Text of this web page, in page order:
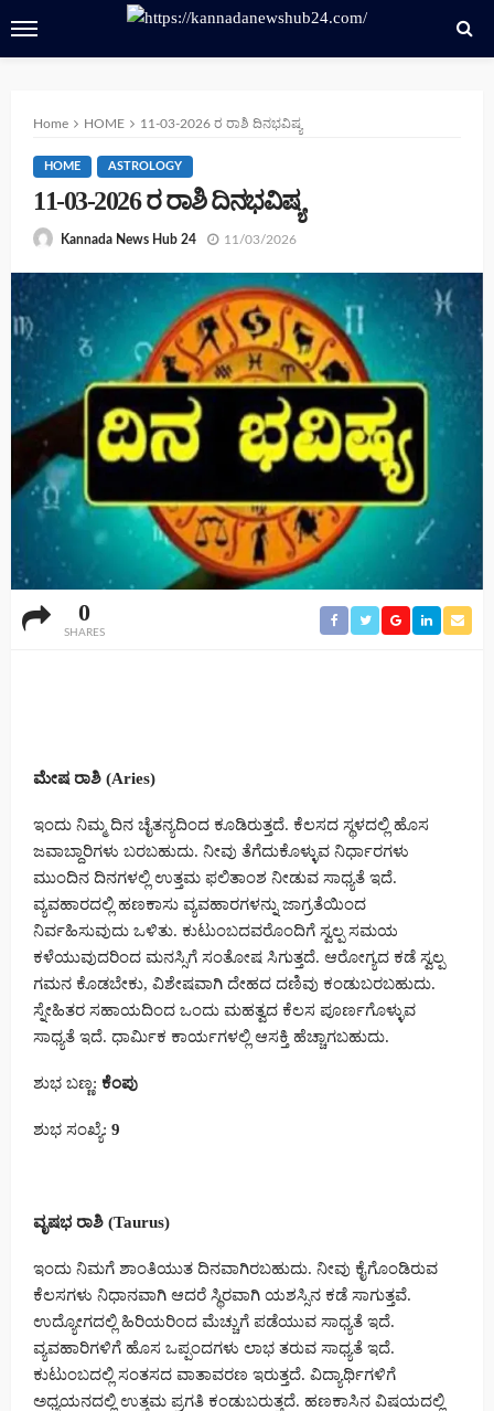
Home HOME 11-03-2026 ರ ರಾಶಿ ದಿನಭವಿಷ್ಯ
HOME ASTROLOGY
11-03-2026 ರ ರಾಶಿ ದಿನಭವಿಷ್ಯ
Kannada News Hub 24 11/03/2026
0
SHARES
ಮೇಷ ರಾಶಿ (Aries)
ಇಂದು ನಿಮ್ಮ ದಿನ ಚೈತನ್ಯದಿಂದ ಕೂಡಿರುತ್ತದೆ. ಕೆಲಸದ ಸ್ಥಳದಲ್ಲಿ ಹೊಸ
ಜವಾಬ್ದಾರಿಗಳು ಬರಬಹುದು. ನೀವು ತೆಗೆದುಕೊಳ್ಳುವ ನಿರ್ಧಾರಗಳು
ಮುಂದಿನ ದಿನಗಳಲ್ಲಿ ಉತ್ತಮ ಫಲಿತಾಂಶ ನೀಡುವ ಸಾಧ್ಯತೆ ಇದೆ.
ವ್ಯವಹಾರದಲ್ಲಿ ಹಣಕಾಸು ವ್ಯವಹಾರಗಳನ್ನು ಜಾಗ್ರತೆಯಿಂದ
ನಿರ್ವಹಿಸುವುದು ಒಳಿತು. ಕುಟುಂಬದವರೊಂದಿಗೆ ಸ್ವಲ್ಪ ಸಮಯ
ಕಳೆಯುವುದರಿಂದ ಮನಸ್ಸಿಗೆ ಸಂತೋಷ ಸಿಗುತ್ತದೆ. ಆರೋಗ್ಯದ ಕಡೆ ಸ್ವಲ್ಪ
ಗಮನ ಕೊಡಬೇಕು, ವಿಶೇಷವಾಗಿ ದೇಹದ ದಣಿವು ಕಂಡುಬರಬಹುದು.
ಸ್ನೇಹಿತರ ಸಹಾಯದಿಂದ ಒಂದು ಮಹತ್ವದ ಕೆಲಸ ಪೂರ್ಣಗೊಳ್ಳುವ
ಸಾಧ್ಯತೆ ಇದೆ. ಧಾರ್ಮಿಕ ಕಾರ್ಯಗಳಲ್ಲಿ ಆಸಕ್ತಿ ಹೆಚ್ಚಾಗಬಹುದು.
ಶುಭ ಬಣ್ಣ: ಕೆಂಪು
ಶುಭ ಸಂಖ್ಯೆ: 9
ವೃಷಭ ರಾಶಿ (Taurus)
ಇಂದು ನಿಮಗೆ ಶಾಂತಿಯುತ ದಿನವಾಗಿರಬಹುದು. ನೀವು ಕೈಗೊಂಡಿರುವ
ಕೆಲಸಗಳು ನಿಧಾನವಾಗಿ ಆದರೆ ಸ್ಥಿರವಾಗಿ ಯಶಸ್ಸಿನ ಕಡೆ ಸಾಗುತ್ತವೆ.
ಉದ್ಯೋಗದಲ್ಲಿ ಹಿರಿಯರಿಂದ ಮೆಚ್ಚುಗೆ ಪಡೆಯುವ ಸಾಧ್ಯತೆ ಇದೆ.
ವ್ಯವಹಾರಿಗಳಿಗೆ ಹೊಸ ಒಪ್ಪಂದಗಳು ಲಾಭ ತರುವ ಸಾಧ್ಯತೆ ಇದೆ.
ಕುಟುಂಬದಲ್ಲಿ ಸಂತಸದ ವಾತಾವರಣ ಇರುತ್ತದೆ. ವಿದ್ಯಾರ್ಥಿಗಳಿಗೆ
ಅಧ್ಯಯನದಲ್ಲಿ ಉತ್ತಮ ಪ್ರಗತಿ ಕಂಡುಬರುತ್ತದೆ. ಹಣಕಾಸಿನ ವಿಷಯದಲ್ಲಿ